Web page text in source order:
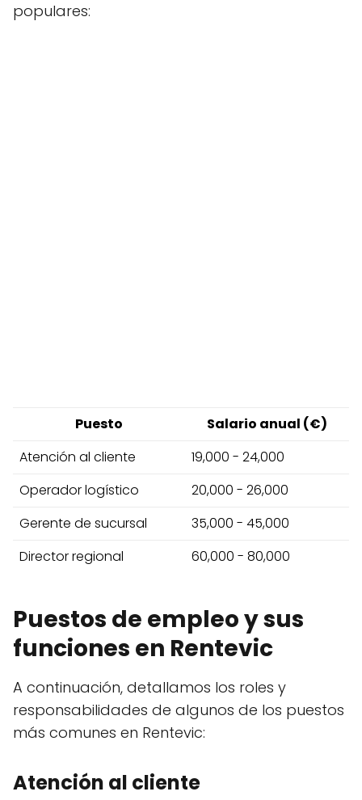
populares:
Puesto
Salario anual (€)
Atención al cliente
19,000 - 24,000
Operador logístico
20,000 - 26,000
Gerente de sucursal
35,000 - 45,000
Director regional
60,000 - 80,000
Puestos de empleo y sus
funciones en Rentevic
A continuación, detallamos los roles y
responsabilidades de algunos de los puestos
más comunes en Rentevic:
Atención al cliente